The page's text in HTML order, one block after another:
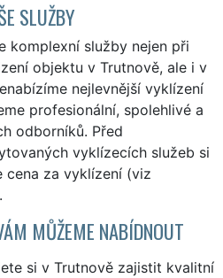
SLUŽBY
komplexní služby nejen při
objektu v Trutnově, ale i v
nejlevnější vyklízení
profesionální, spolehlivé a
odborníků. Před
vyklízecích služeb si
cena za vyklízení (viz
MŮŽEME NABÍDNOUT
si v Trutnově zajistit kvalitní